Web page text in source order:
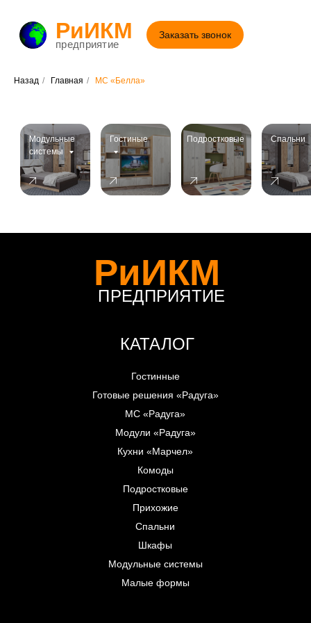
Заказать звонок
РиИКМ
предприятие
Назад / Главная / МС «Белла»
Спальни
Гостиные
Модульные
системы
Подростковые
КАТАЛОГ
Гостинные
РиИКМ
ПРЕДПРИЯТИЕ
Готовые решения «Радуга»
МС «Радуга»
Модули «Радуга»
Комоды
Подростковые
Прихожие
Спальни
Шкафы
Модульные системы
Малые формы
Кухни «Марчел»